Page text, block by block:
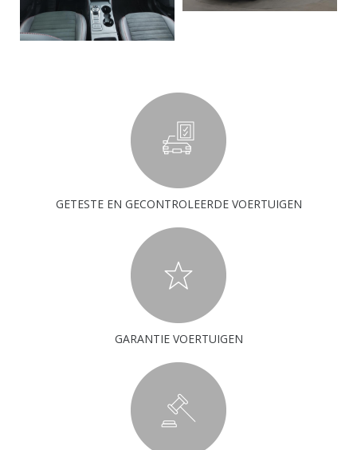
GETESTE EN GECONTROLEERDE VOERTUIGEN
GARANTIE VOERTUIGEN